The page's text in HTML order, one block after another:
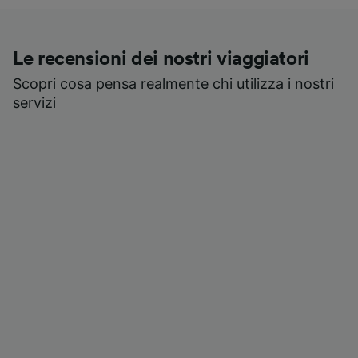
Le recensioni dei nostri viaggiatori
Scopri cosa pensa realmente chi utilizza i nostri
servizi